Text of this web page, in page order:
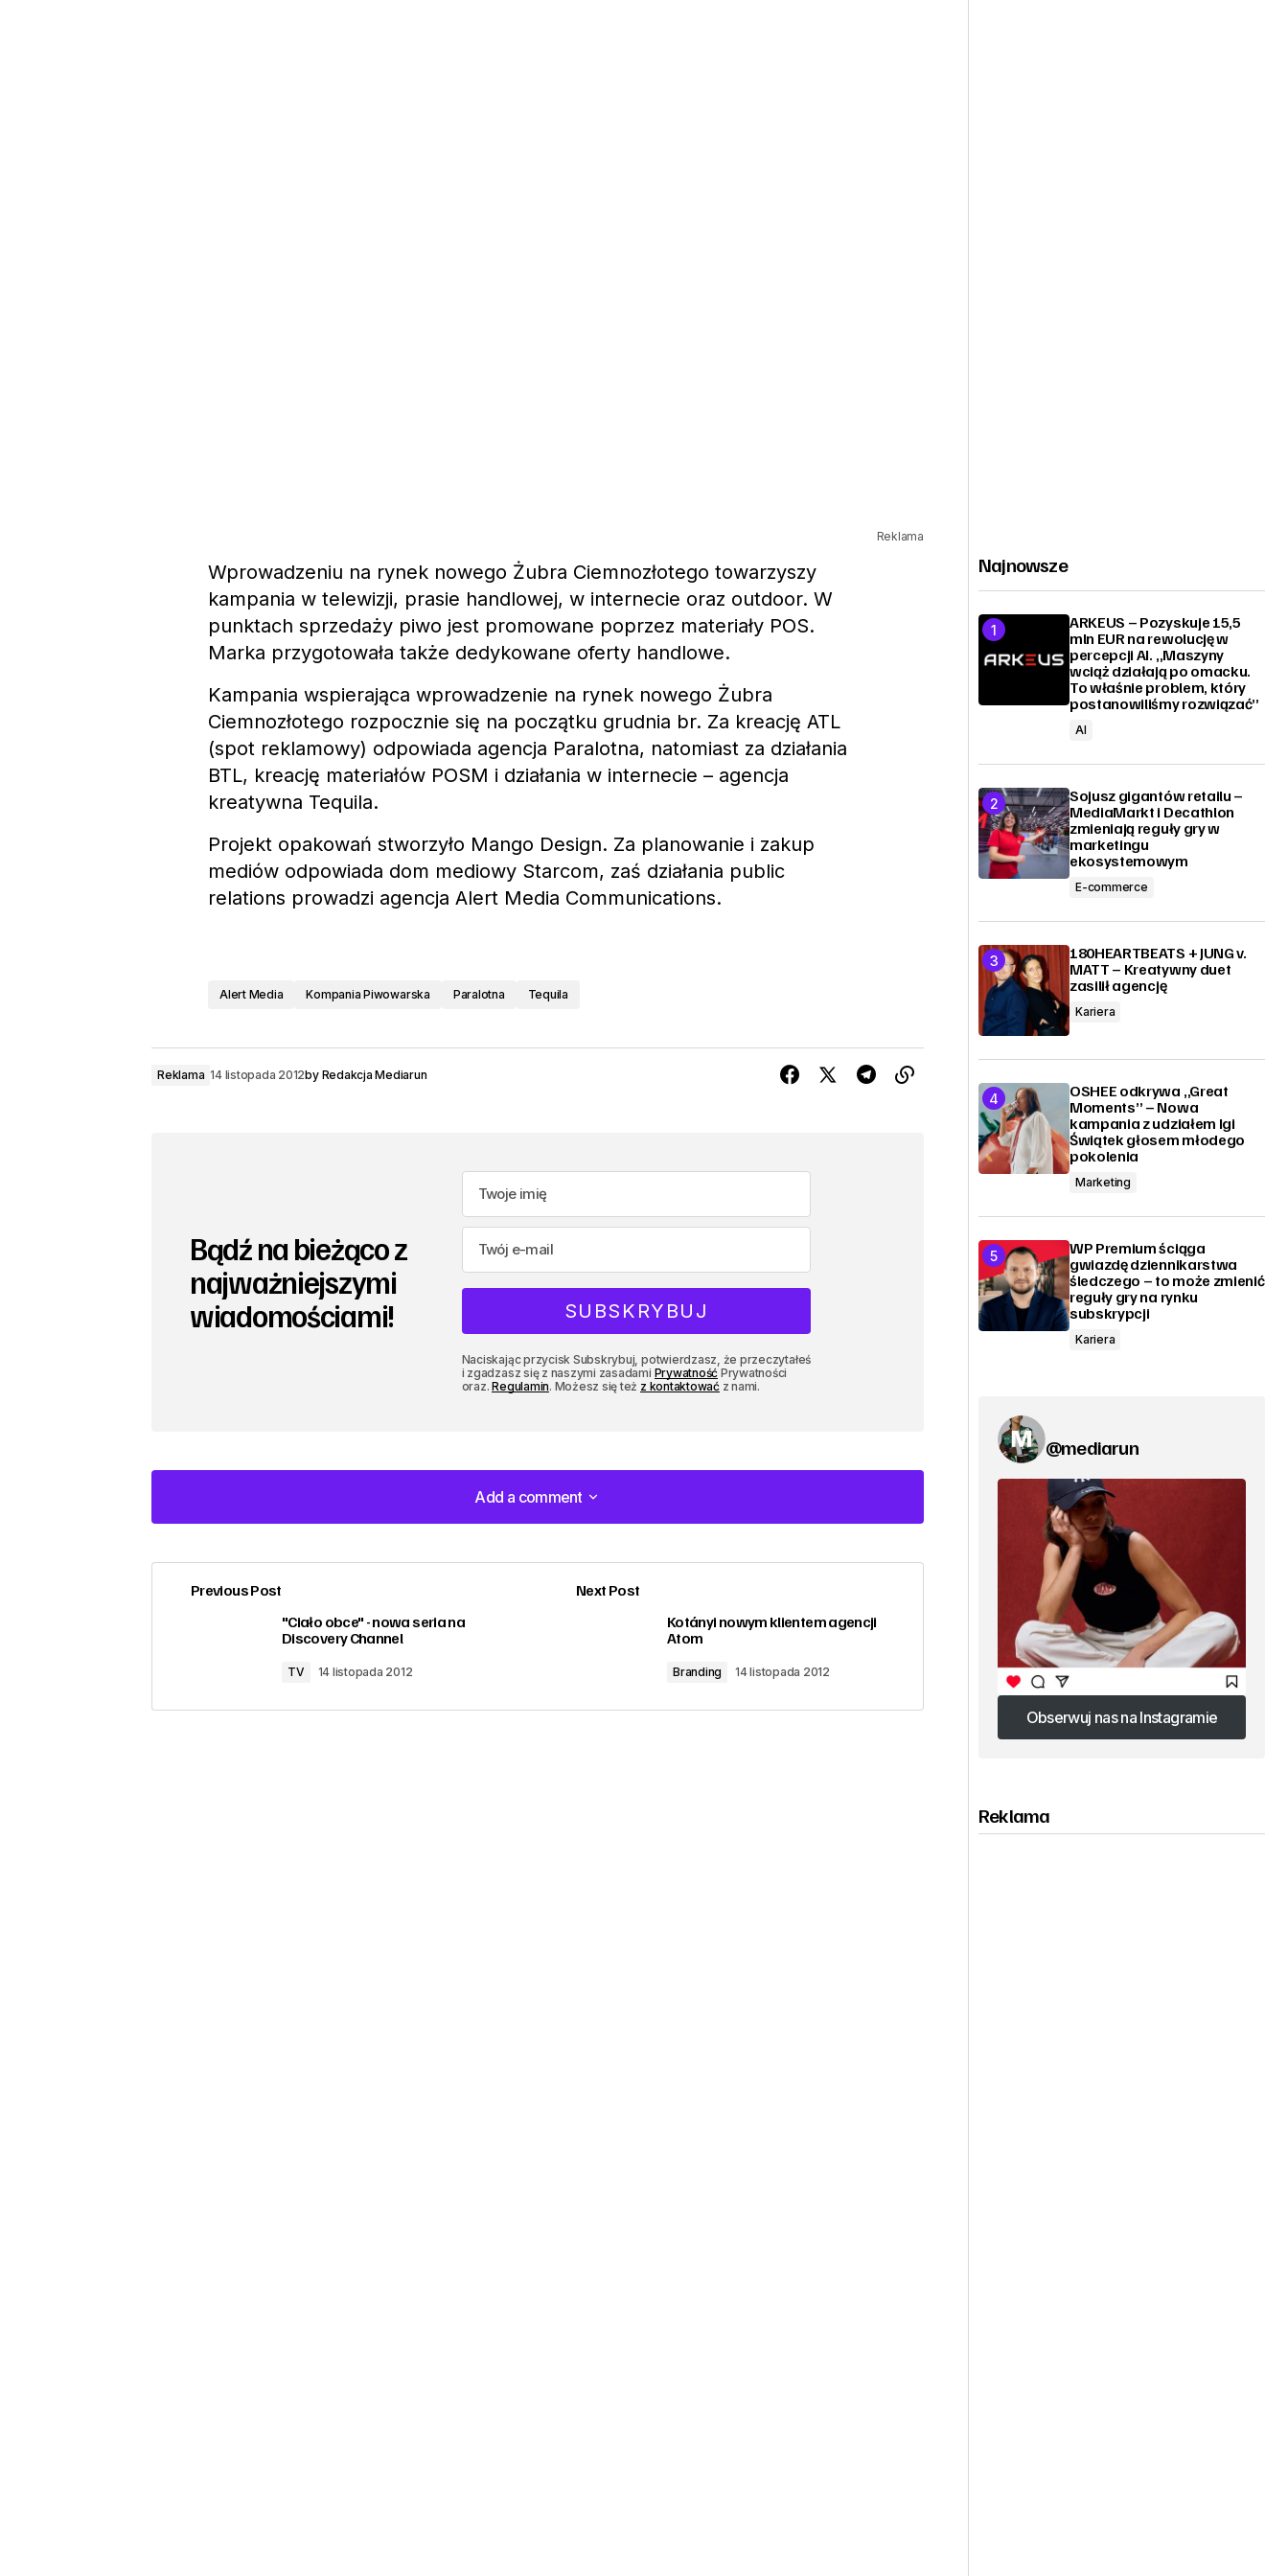
Reklama
Wprowadzeniu na rynek nowego Żubra Ciemnozłotego towarzyszy
kampania w telewizji, prasie handlowej, w internecie oraz outdoor. W
punktach sprzedaży piwo jest promowane poprzez materiały POS.
Marka przygotowała także dedykowane oferty handlowe.
Kampania wspierająca wprowadzenie na rynek nowego Żubra
Ciemnozłotego rozpocznie się na początku grudnia br. Za kreację ATL
(spot reklamowy) odpowiada agencja Paralotna, natomiast za działania
BTL, kreację materiałów POSM i działania w internecie – agencja
kreatywna Tequila.
Projekt opakowań stworzyło Mango Design. Za planowanie i zakup
mediów odpowiada dom mediowy Starcom, zaś działania public
relations prowadzi agencja Alert Media Communications.
Alert Media Kompania Piwowarska Paralotna Tequila
Reklama 14 listopada 2012by Redakcja Mediarun
Bądź na bieżąco z
najważniejszymi
wiadomościami!
Naciskając przycisk Subskrybuj, potwierdzasz, że przeczytałeś
i zgadzasz się z naszymi zasadami Prywatność Prywatności
oraz.Regulamin. Możesz się też z kontaktowaćz nami.
Add a comment
Add a comment
zalogować
Previous Post
"Ciało obce" - nowa seria na
Discovery Channel
TV 14 listopada 2012
Next Post
Kotányi nowym klientem agencji
Atom
Branding 14 listopada 2012
Najnowsze
ARKEUS – Pozyskuje 15,5
mln EUR na rewolucję w
percepcji AI. „Maszyny
wciąż działają po omacku.
To właśnie problem, który
postanowiliśmy rozwiązać”
AI
Sojusz gigantów retailu –
MediaMarkt i Decathlon
zmieniają reguły gry w
marketingu
ekosystemowym
E-commerce
180HEARTBEATS + JUNG v.
MATT – Kreatywny duet
zasilił agencję
Kariera
OSHEE odkrywa „Great
Moments” – Nowa
kampania z udziałem Igi
Świątek głosem młodego
pokolenia
Marketing
WP Premium ściąga
gwiazdę dziennikarstwa
śledczego – to może zmienić
reguły gry na rynku
subskrypcji
Kariera
@mediarun
Obserwuj nas na Instagramie
Obserwuj nas na Instagramie
Reklama